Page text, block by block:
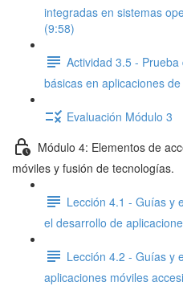
integradas en sistemas
(9:58)
Actividad 3.5 -
básicas en aplicaciones
Evaluación Módulo 3
Módulo 4: Elementos de
móviles y fusión de tecnologías.
Lección 4.1 - Guías y
el desarrollo de
Lección 4.2 - Guías y
aplicaciones móviles